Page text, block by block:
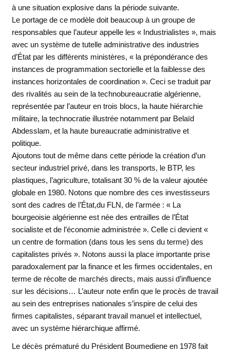
à une situation explosive dans la période suivante.
Le portage de ce modèle doit beaucoup à un groupe de
responsables que l’auteur appelle les « Industrialistes », mais
avec un système de tutelle administrative des industries
d’État par les différents ministères, « la prépondérance des
instances de programmation sectorielle et la faiblesse des
instances horizontales de coordination ». Ceci se traduit par
des rivalités au sein de la technobureaucratie algérienne,
représentée par l’auteur en trois blocs, la haute hiérarchie
militaire, la technocratie illustrée notamment par Belaïd
Abdesslam, et la haute bureaucratie administrative et
politique.
Ajoutons tout de même dans cette période la création d’un
secteur industriel privé, dans les transports, le BTP, les
plastiques, l’agriculture, totalisant 30 % de la valeur ajoutée
globale en 1980. Notons que nombre des ces investisseurs
sont des cadres de l’État,du FLN, de l’armée : « La
bourgeoisie algérienne est née des entrailles de l’État
socialiste et de l’économie administrée ». Celle ci devient «
un centre de formation (dans tous les sens du terme) des
capitalistes privés ». Notons aussi la place importante prise
paradoxalement par la finance et les firmes occidentales, en
terme de récolte de marchés directs, mais aussi d’influence
sur les décisions… L’auteur note enfin que le procès de travail
au sein des entreprises nationales s’inspire de celui des
firmes capitalistes, séparant travail manuel et intellectuel,
avec un système hiérarchique affirmé.
Le décès prématuré du Président Boumediene en 1978 fait